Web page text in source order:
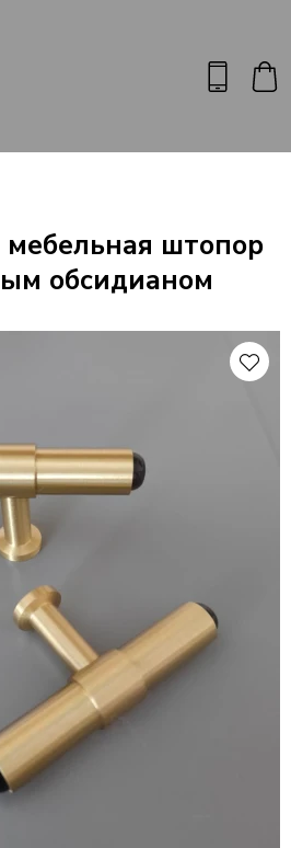
штопор
обсидианом